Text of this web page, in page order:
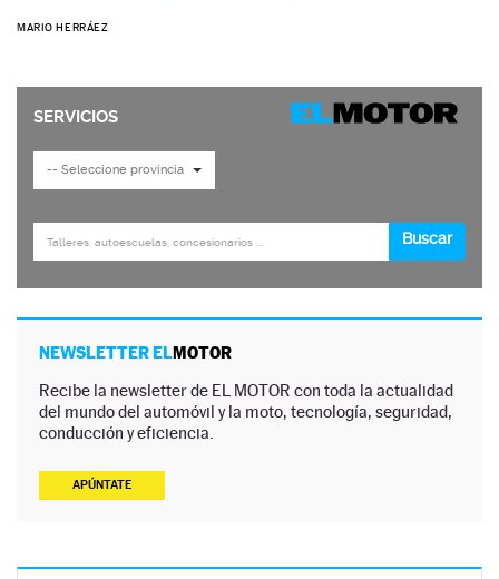
MARIO HERRÁEZ
NEWSLETTER ELMOTOR
Recibe la newsletter de EL MOTOR con toda la actualidad
del mundo del automóvil y la moto, tecnología, seguridad,
conducción y eficiencia.
APÚNTATE